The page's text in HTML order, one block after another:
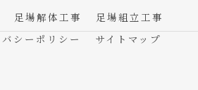
足場解体工事
足場組立工事
シーポリシー サイトマップ